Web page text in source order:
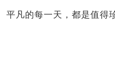
平凡的每一天，都是值得